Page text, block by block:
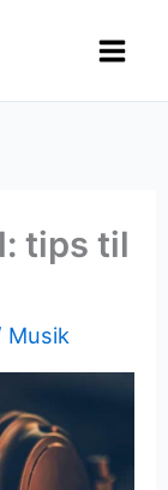
tips til
Musik